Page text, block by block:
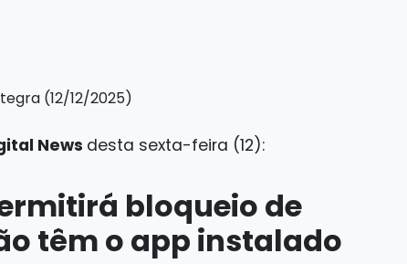
News desta sexta-feira (12):
bloqueio de
têm o app instalado